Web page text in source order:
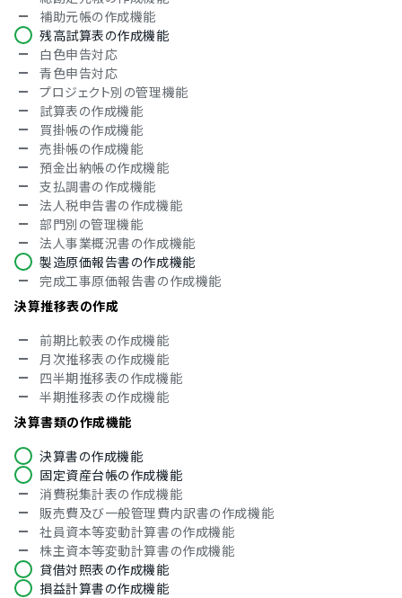
バックアップ機能
権限管理機能
対応言語
英語
中国語
デンマーク語
オランダ語
フィンランド語
フランス語
ドイツ語
イタリア語
韓国語
ノルウェー語
ポルトガル語
ロシア語
スウェーデン語
タイ語
アラビア語
インドネシア語
ブルガリア語
ヘブライ語
ヒンディー語
ハンガリー語
ポーランド語
トルコ語
ベトナム語
ミャンマー語
日本語
補助元帳の作成機能
残高試算表の作成機能
白色申告対応
青色申告対応
プロジェクト別の管理機能
試算表の作成機能
買掛帳の作成機能
売掛帳の作成機能
預金出納帳の作成機能
支払調書の作成機能
法人税申告書の作成機能
部門別の管理機能
法人事業概況書の作成機能
製造原価報告書の作成機能
完成工事原価報告書の作成機能
決算推移表の作成
前期比較表の作成機能
月次推移表の作成機能
四半期推移表の作成機能
半期推移表の作成機能
決算書類の作成機能
決算書の作成機能
固定資産台帳の作成機能
消費税集計表の作成機能
販売費及び一般管理費内訳書の作成機能
社員資本等変動計算書の作成機能
株主資本等変動計算書の作成機能
貸借対照表の作成機能
損益計算書の作成機能